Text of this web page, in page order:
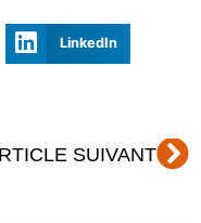
LinkedIn
SUIVANT